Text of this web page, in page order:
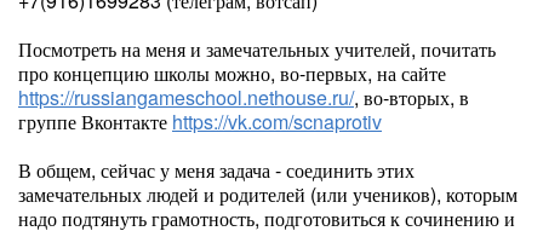
Посмотреть на меня и замечательных учителей, почитать
про концепцию школы можно, во-первых, на сайте
https://russiangameschool.nethouse.ru/, во-вторых, в
группе Вконтакте https://vk.com/scnaprotiv
В общем, сейчас у меня задача - соединить этих
замечательных людей и родителей (или учеников), которым
надо подтянуть грамотность, подготовиться к сочинению и